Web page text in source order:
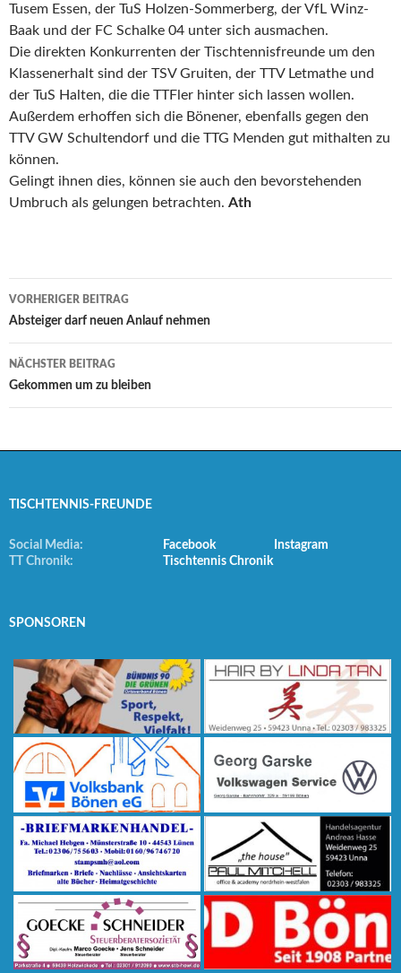
Tusem Essen, der TuS Holzen-Sommerberg, der VfL Winz-
Baak und der FC Schalke 04 unter sich ausmachen.
Die direkten Konkurrenten der Tischtennisfreunde um den
Klassenerhalt sind der TSV Gruiten, der TTV Letmathe und
der TuS Halten, die die TTFler hinter sich lassen wollen.
Außerdem erhoffen sich die Bönener, ebenfalls gegen den
TTV GW Schultendorf und die TTG Menden gut mithalten zu
können.
Gelingt ihnen dies, können sie auch den bevorstehenden
Umbruch als gelungen betrachten. Ath
Beitrags-
Navigation
VORHERIGER BEITRAG
Absteiger darf neuen Anlauf nehmen
NÄCHSTER BEITRAG
Gekommen um zu bleiben
TISCHTENNIS-FREUNDE
Social Media: Facebook
Instagram
TT Chronik:
Tischtennis Chronik
SPONSOREN